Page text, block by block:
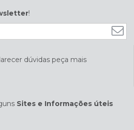
!
dúvidas peça mais
Sites e Informações úteis